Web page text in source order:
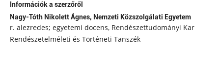
Információk a szerzőről
Nagy-Tóth Nikolett Ágnes, Nemzeti Közszolgálati Egyetem
r. alezredes; egyetemi docens, Rendészettudományi Kar
Rendészetelméleti és Történeti Tanszék